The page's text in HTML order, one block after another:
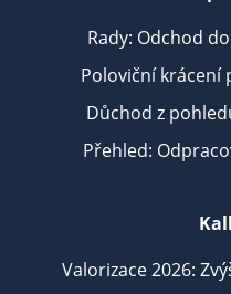
Rady: Odchod
Poloviční krácení
Důchod z
Přehled:
Valorizace 2026: